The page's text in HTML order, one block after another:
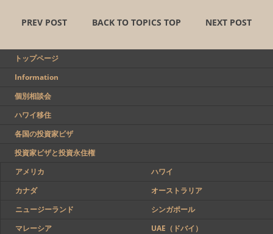
PREV POST BACK TO TOPICS TOP NEXT POST
トップページ
Information
個別相談会
ハワイ移住
各国の投資家ビザ
投資家ビザと投資永住権
アメリカ
ハワイ
カナダ
オーストラリア
ニュージーランド
シンガポール
マレーシア
UAE（ドバイ）